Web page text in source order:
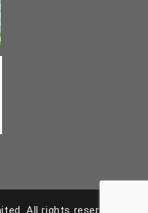
All rights reserved.